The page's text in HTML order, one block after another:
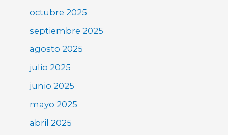
octubre 2025
septiembre 2025
agosto 2025
julio 2025
junio 2025
mayo 2025
abril 2025